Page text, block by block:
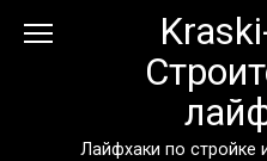
Лайфхаки по стройке